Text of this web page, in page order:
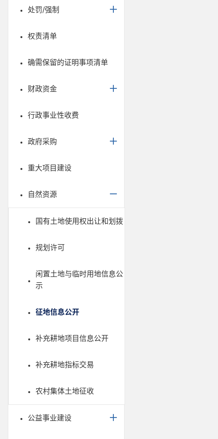
处罚/强制
权责清单
确需保留的证明事项清单
财政资金
行政事业性收费
政府采购
重大项目建设
自然资源
国有土地使用权出让和划拨
规划许可
闲置土地与临时用地信息公
示
征地信息公开
补充耕地项目信息公开
补充耕地指标交易
农村集体土地征收
公益事业建设